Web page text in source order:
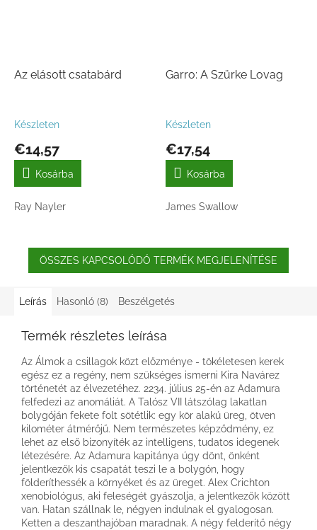
Az elásott csatabárd
Készleten
€14,57
Kosárba
Ray Nayler
Garro: A Szürke Lovag
Készleten
€17,54
Kosárba
James Swallow
ÖSSZES KAPCSOLÓDÓ TERMÉK MEGJELENÍTÉSE
Leírás Hasonló (8) Beszélgetés
Termék részletes leírása
Az Álmok a csillagok közt előzménye - tökéletesen kerek
egész ez a regény, nem szükséges ismerni Kira Navárez
történetét az élvezetéhez. 2234. július 25-én az Adamura
felfedezi az anomáliát. A Talósz VII látszólag lakatlan
bolygóján fekete folt sötétlik: egy kör alakú üreg, ötven
kilométer átmérőjű. Nem természetes képződmény, ez
lehet az első bizonyíték az intelligens, tudatos idegenek
létezésére. Az Adamura kapitánya úgy dönt, önként
jelentkezők kis csapatát teszi le a bolygón, hogy
földeríthessék a környéket és az üreget. Alex Crichton
xenobiológus, aki feleségét gyászolja, a jelentkezők között
van. Hatan szállnak le, négyen indulnak el gyalogosan.
Ketten a deszanthajóban maradnak. A négy felderítő négy